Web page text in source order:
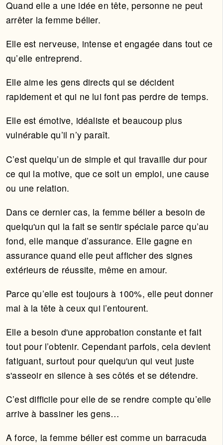
Quand elle a une idée en tête, personne ne peut
arrêter la femme bélier.
Elle est nerveuse, intense et engagée dans tout ce
qu’elle entreprend.
Elle aime les gens directs qui se décident
rapidement et qui ne lui font pas perdre de temps.
Elle est émotive, idéaliste et beaucoup plus
vulnérable qu’il n’y paraît.
C’est quelqu’un de simple et qui travaille dur pour
ce qui la motive, que ce soit un emploi, une cause
ou une relation.
Dans ce dernier cas, la femme bélier a besoin de
quelqu'un qui la fait se sentir spéciale parce qu’au
fond, elle manque d’assurance. Elle gagne en
assurance quand elle peut afficher des signes
extérieurs de réussite, même en amour.
Parce qu’elle est toujours à 100%, elle peut donner
mal à la tête à ceux qui l’entourent.
Elle a besoin d'une approbation constante et fait
tout pour l’obtenir. Cependant parfois, cela devient
fatiguant, surtout pour quelqu'un qui veut juste
s'asseoir en silence à ses côtés et se détendre.
C’est difficile pour elle de se rendre compte qu’elle
arrive à bassiner les gens…
A force, la femme bélier est comme un barracuda